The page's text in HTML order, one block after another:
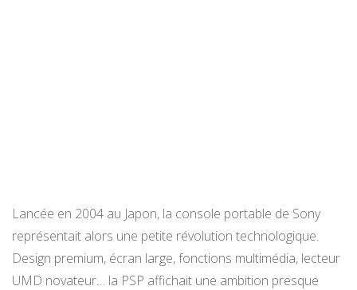
Lancée en 2004 au Japon, la console portable de Sony
représentait alors une petite révolution technologique.
Design premium, écran large, fonctions multimédia, lecteur
UMD novateur… la PSP affichait une ambition presque